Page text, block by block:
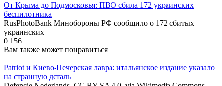
От Крыма до Подмосковья: ПВО сбила 172 украинских
беспилотника
RusPhotoBank Минобороны РФ сообщило о 172 сбитых
украинских
0 156
Вам также может понравиться
Patriot и Киево-Печерская лавра: итальянское издание указало
на странную деталь